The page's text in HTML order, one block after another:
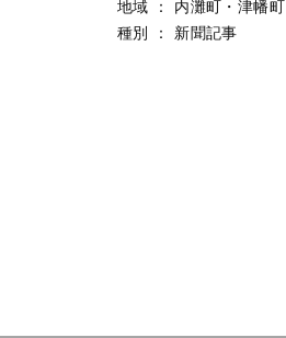
地域
：
内灘町・津幡町
種別
： 新聞記事